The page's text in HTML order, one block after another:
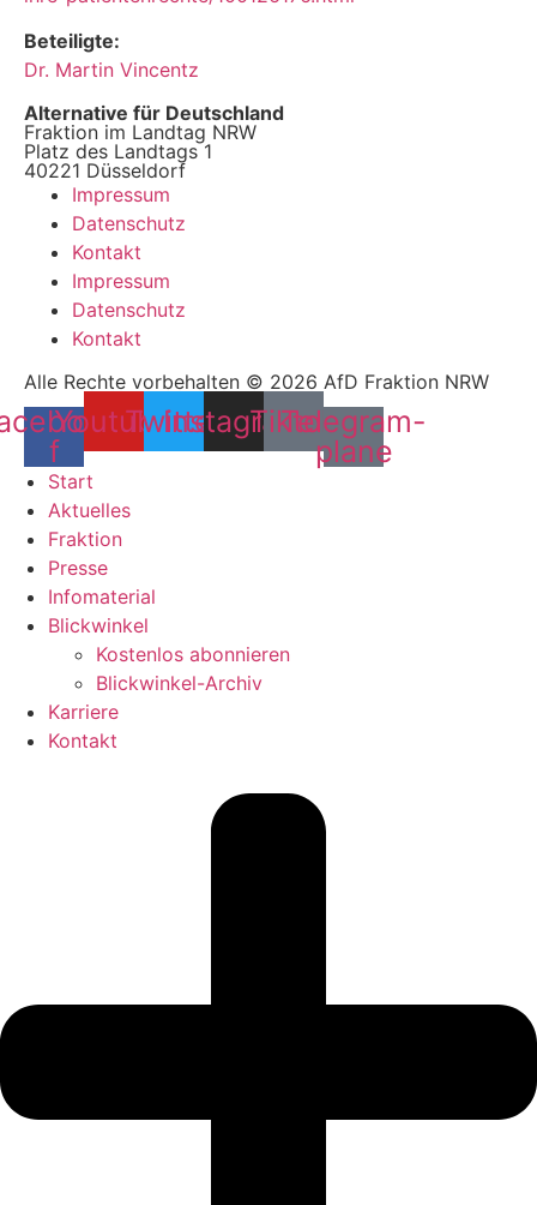
Beteiligte:
Dr. Martin Vincentz
Alternative für Deutschland
Fraktion im Landtag NRW
Platz des Landtags 1
40221 Düsseldorf
Impressum
Datenschutz
Kontakt
Impressum
Datenschutz
Kontakt
Alle Rechte vorbehalten © 2026 AfD Fraktion NRW
f
YoutubeTwitter
Instagram
Tiktok
Telegram-
plane
Start
Aktuelles
Fraktion
Presse
Infomaterial
Blickwinkel
Kostenlos abonnieren
Blickwinkel-Archiv
Karriere
Kontakt